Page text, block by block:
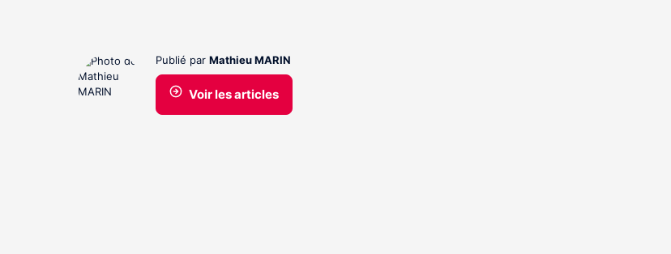
Publié par Mathieu MARIN
Voir les articles